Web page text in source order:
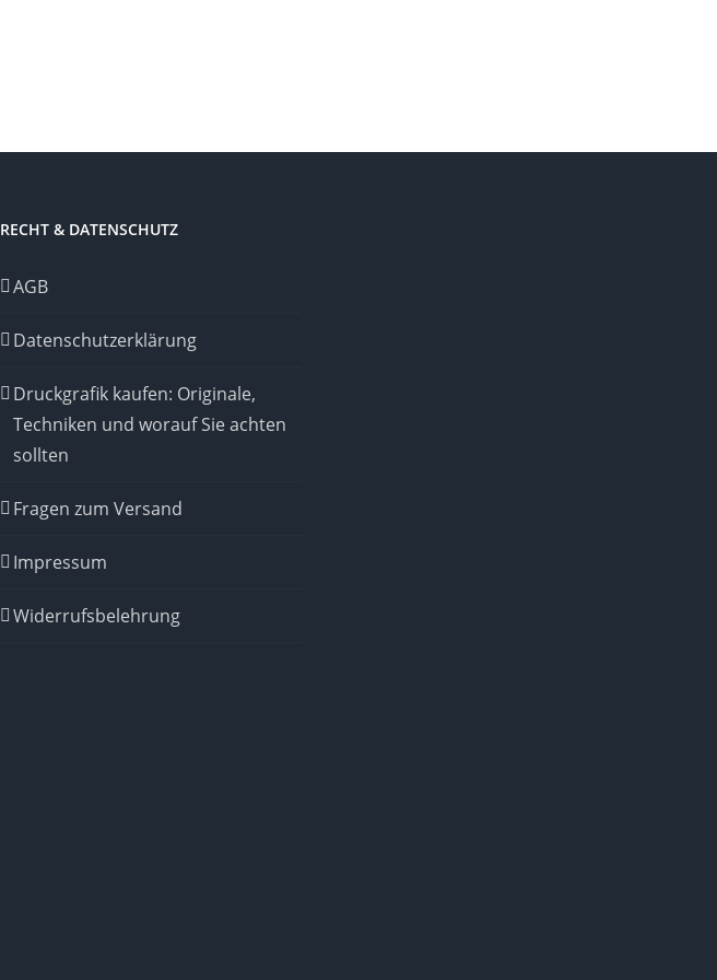
RECHT & DATENSCHUTZ
AGB
Datenschutzerklärung
Druckgrafik kaufen: Originale,
Techniken und worauf Sie achten
sollten
Fragen zum Versand
Impressum
Widerrufsbelehrung